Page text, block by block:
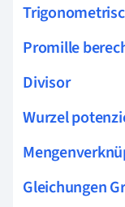
Promille
Divisor
Wurzel
Gleichungen